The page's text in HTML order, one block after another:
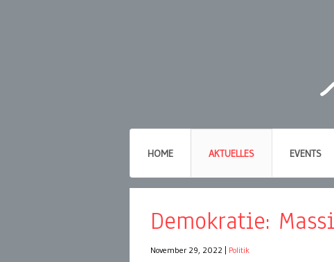
HOME AKTUELLES EVENTS
Demokratie:
November 29, 2022 Politik